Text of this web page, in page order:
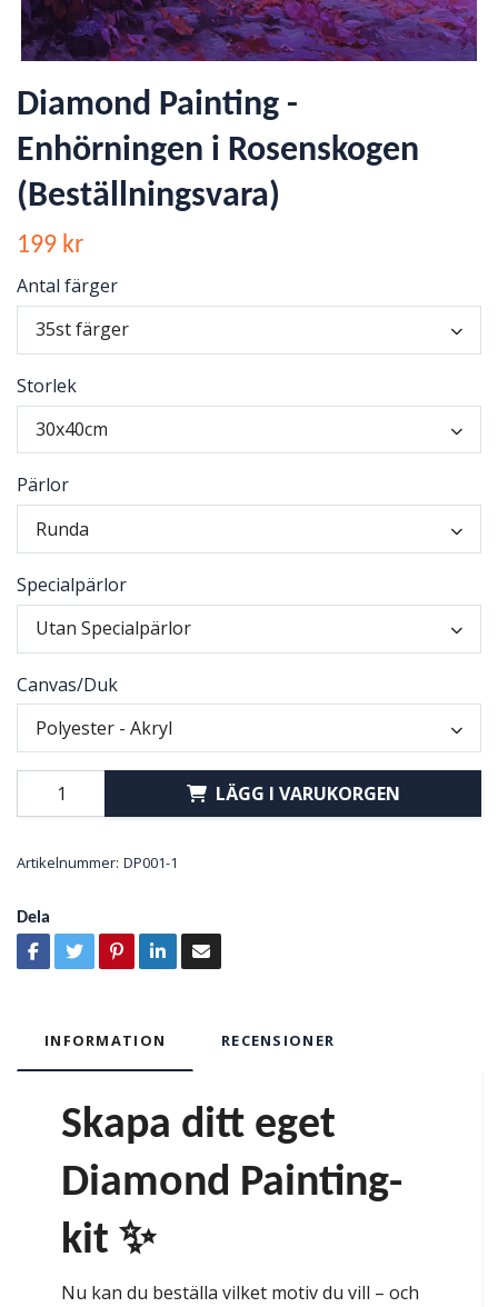
Diamond Painting -
Enhörningen i Rosenskogen
(Beställningsvara)
199 kr
Antal färger
35st färger
Storlek
30x40cm
Pärlor
Runda
Specialpärlor
Utan Specialpärlor
Canvas/Duk
Polyester - Akryl
LÄGG I VARUKORGEN
Artikelnummer: DP001-1
Dela
INFORMATION RECENSIONER
Skapa ditt eget
Diamond Painting-
kit ✨
Nu kan du beställa vilket motiv du vill – och